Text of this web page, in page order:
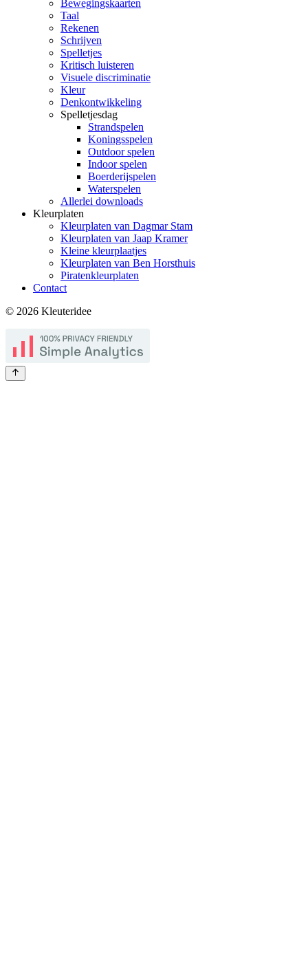
Bewegingskaarten
Taal
Rekenen
Schrijven
Spelletjes
Kritisch luisteren
Visuele discriminatie
Kleur
Denkontwikkeling
Spelletjesdag
Strandspelen
Koningsspelen
Outdoor spelen
Indoor spelen
Boerderijspelen
Waterspelen
Allerlei downloads
Kleurplaten
Kleurplaten van Dagmar Stam
Kleurplaten van Jaap Kramer
Kleine kleurplaatjes
Kleurplaten van Ben Horsthuis
Piratenkleurplaten
Contact
© 2026 Kleuteridee